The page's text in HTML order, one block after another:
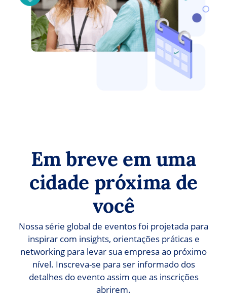
Em breve em uma
cidade próxima de
você
Nossa série global de eventos foi projetada para
inspirar com insights, orientações práticas e
networking para levar sua empresa ao próximo
nível. Inscreva-se para ser informado dos
detalhes do evento assim que as inscrições
abrirem.